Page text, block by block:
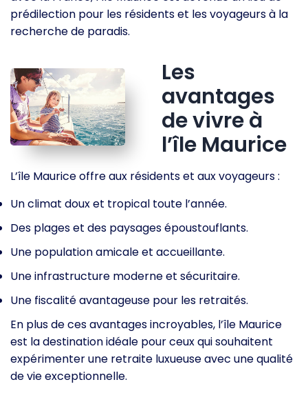
prédilection pour les résidents et les voyageurs à la
recherche de paradis.
Les
avantages
de vivre à
l’île Maurice
L’île Maurice offre aux résidents et aux voyageurs :
Un climat doux et tropical toute l’année.
Des plages et des paysages époustouflants.
Une population amicale et accueillante.
Une infrastructure moderne et sécuritaire.
Une fiscalité avantageuse pour les retraités.
En plus de ces avantages incroyables, l’île Maurice
est la destination idéale pour ceux qui souhaitent
expérimenter une retraite luxueuse avec une qualité
de vie exceptionnelle.